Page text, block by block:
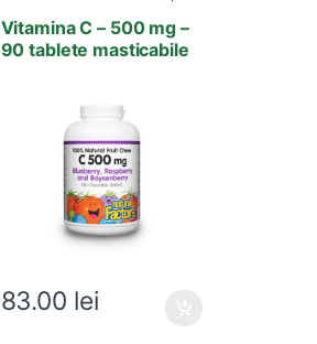
Vitamina C – 500 mg –
90 tablete masticabile
83.00 lei